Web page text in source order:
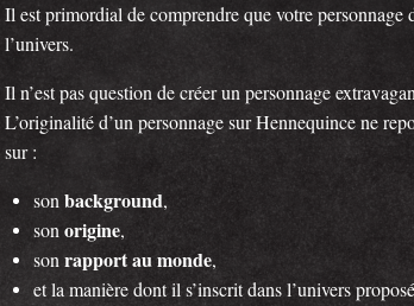
Il est primordial de comprendre que votre personnage
l’univers.
Il n’est pas question de créer un personnage
L’originalité d’un personnage sur Hennequince ne
sur :
son background,
son origine,
son rapport au monde,
et la manière dont il s’inscrit dans l’univers